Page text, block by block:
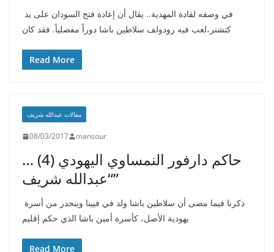
كتشنر،لعب فيه رودولف سلاطين باشا دوراً مفصلياً. فقد كان
Read More
مقالات عبدالله شريف
08/03/2017 mansour
حاكم دارفور النمساوي اليهودي (4) …
“عبدالله شريف”
يهودية الأصل، كأسرة أمين باشا الذي حكم إقليم
Read More